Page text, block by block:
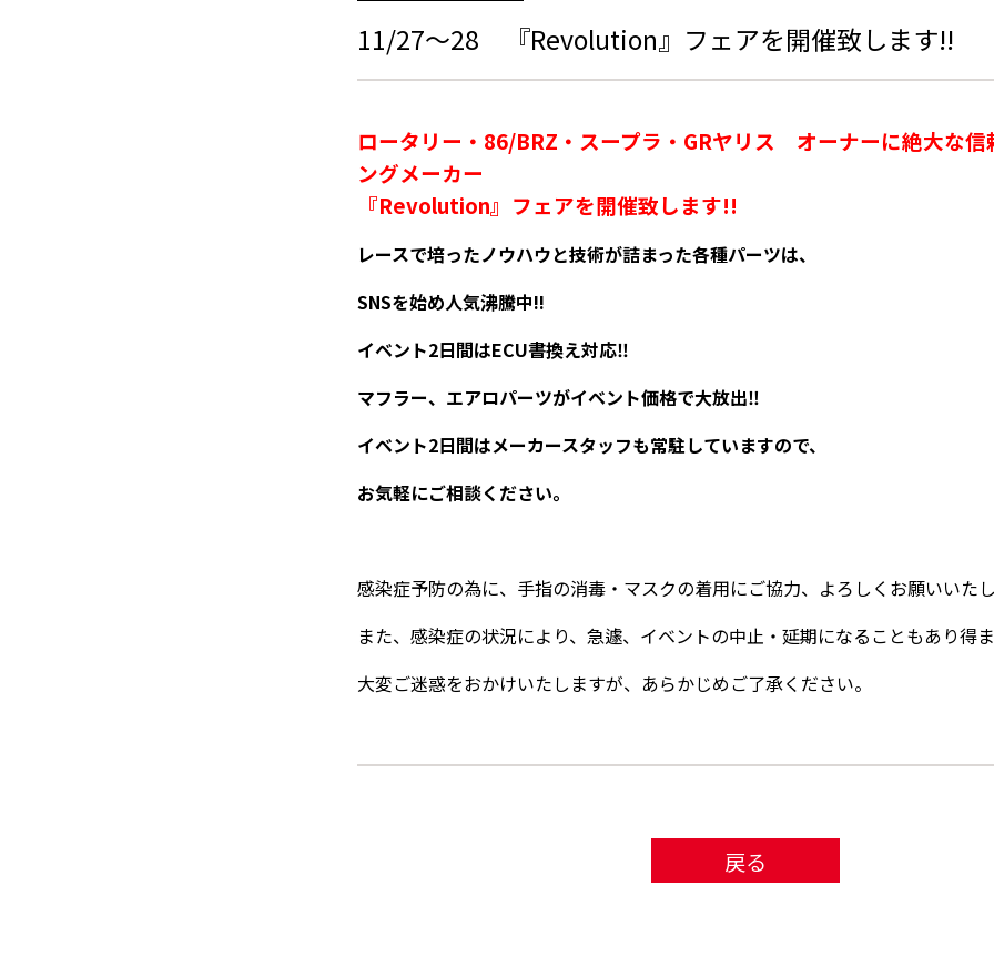
11/27～28 『Revolution』フェアを開催致します!!
ロータリー・86/BRZ・スープラ・GRヤリス オーナーに絶大な信
ングメーカー
『Revolution』 フェアを開催致します!!
レースで培ったノウハウと技術が詰まった各種パーツは、
SNSを始め人気沸騰中!!
イベント2日間はECU書換え対応‼
マフラー、エアロパーツがイベント価格で大放出‼
イベント2日間はメーカースタッフも常駐していますので、
お気軽にご相談ください。
感染症予防の為に、手指の消毒・マスクの着用にご協力、よろしくお願いいたし
また、感染症の状況により、急遽、イベントの中止・延期になることもあり得ま
大変ご迷惑をおかけいたしますが、あらかじめご了承ください。
戻る